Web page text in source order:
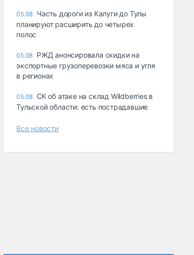
05.08 Часть дороги из Калуги до Тулы
планируют расширить до четырех
полос
05.08 РЖД анонсировала скидки на
экспортные грузоперевозки мяса и угля
в регионах
05.08 СК об атаке на склад Wildberries в
Тульской области: есть пострадавшие
Все новости